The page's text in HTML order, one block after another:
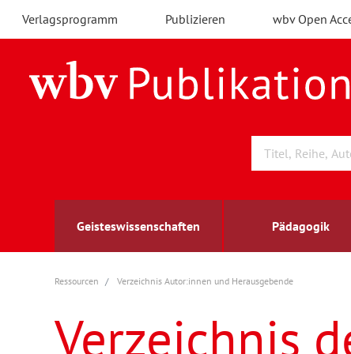
Verlagsprogramm Publizieren wbv Open
Geisteswissenschaften Pädagogik
Archäologie
Berufs- und Wirtschaftspädagogik
Arbeitsmarktforschung
Außenwirtschaft
berufsbildung
Ressourcen Verzeichnis Autor:innen und Herausgebende
Verzeichnis